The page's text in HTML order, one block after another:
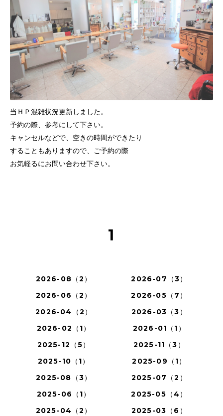
当ＨＰ混雑状況更新しました。
予約の際、参考にして下さい。
キャンセルなどで、空きの時間ができたり
することもありますので、ご予約の際
お気軽るにお問い合わせ下さい。
1
2026-08（2）
2026-07（3）
2026-06（2）
2026-05（7）
2026-04（2）
2026-03（3）
2026-02（1）
2026-01（1）
2025-12（5）
2025-11（3）
2025-10（1）
2025-09（1）
2025-08（3）
2025-07（2）
2025-06（1）
2025-05（4）
2025-04（2）
2025-03（6）